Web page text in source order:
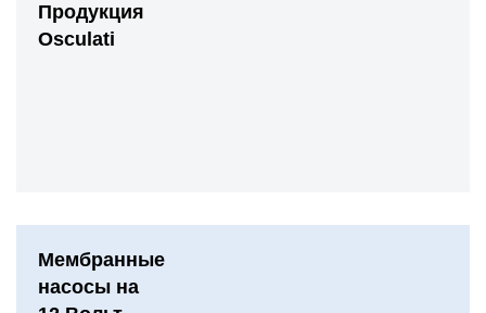
Продукция
Osculati
Мембранные
насосы на